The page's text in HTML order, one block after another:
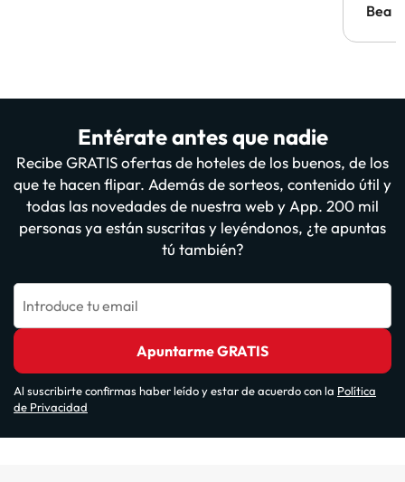
Bea
Entérate antes que nadie
Recibe GRATIS ofertas de hoteles de los buenos, de los
que te hacen flipar. Además de sorteos, contenido útil y
todas las novedades de nuestra web y App. 200 mil
personas ya están suscritas y leyéndonos, ¿te apuntas
tú también?
Introduce tu email
Apuntarme GRATIS
Al suscribirte confirmas haber leído y estar de acuerdo con la Política
de Privacidad